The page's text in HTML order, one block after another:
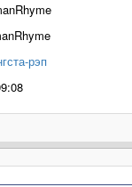
рэп